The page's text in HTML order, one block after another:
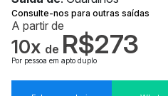
Consulte-nos para outras saídas
A partir de
10x de R$273
Por pessoa em apto duplo